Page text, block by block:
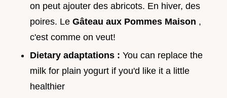
on peut ajouter des abricots. En hiver, des
poires. Le Gâteau aux Pommes Maison ,
c'est comme on veut!
Dietary adaptations : You can replace the
milk for plain yogurt if you'd like it a little
healthier